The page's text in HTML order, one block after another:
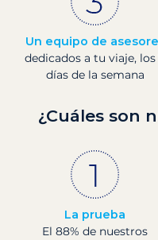
Un equipo de
dedicados a tu viaje, los
días de la semana
¿Cuáles son
La prueba
El 88% de nuestros